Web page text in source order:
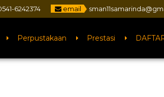
6242374 email
Perpustakaan Prestasi